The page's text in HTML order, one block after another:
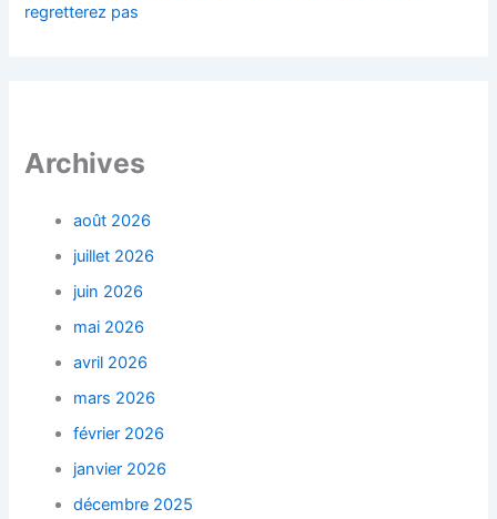
regretterez pas
Archives
août 2026
juillet 2026
juin 2026
mai 2026
avril 2026
mars 2026
février 2026
janvier 2026
décembre 2025